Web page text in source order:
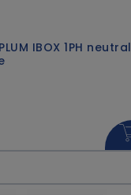
IBOX 1PH neutral